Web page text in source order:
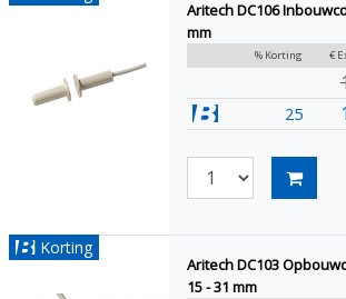
Aritech DC106
mm
% Korting €
25
Korting
Aritech DC103
15 - 31 mm